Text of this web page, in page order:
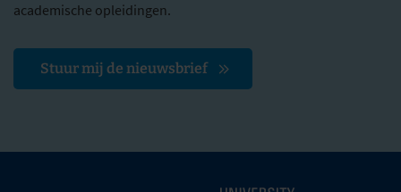
academische opleidingen.
Stuur mij de nieuwsbrief